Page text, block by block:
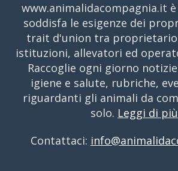
www.animalidacompagnia.it
soddisfa le esigenze dei
trait d'union tra
istituzioni, allevatori ed
Raccoglie ogni giorno
igiene e salute, rubriche,
riguardanti gli animali da
solo. Leggi di più
Contattaci: